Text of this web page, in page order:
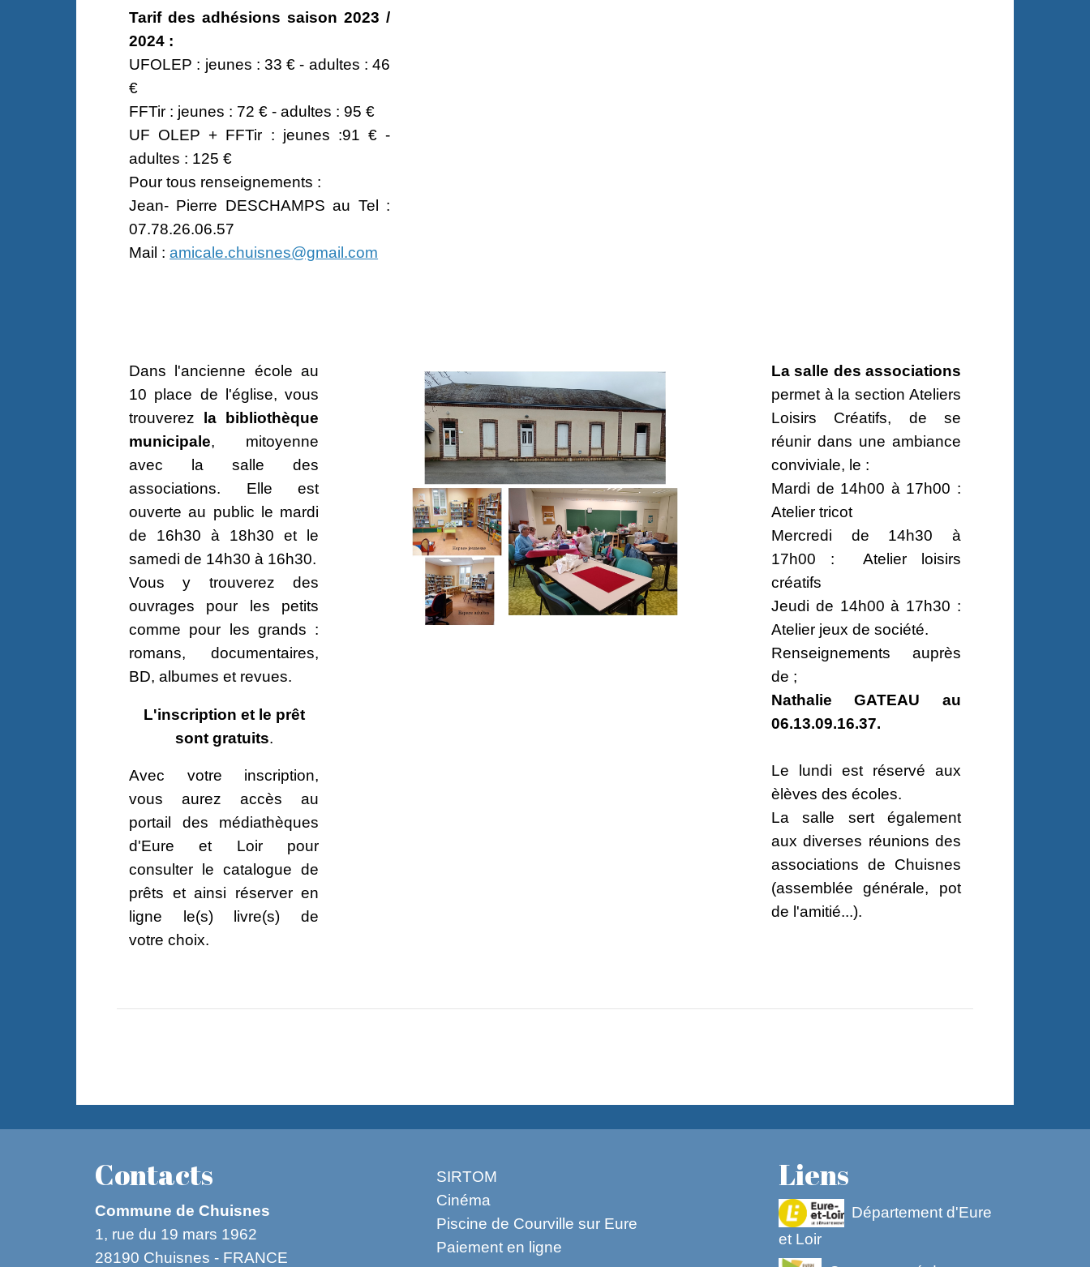
Tarif des adhésions saison 2023 /
2024 :
UFOLEP : jeunes : 33 € - adultes : 46
€
FFTir : jeunes : 72 € - adultes : 95 €
UF OLEP + FFTir : jeunes :91 € -
adultes : 125 €
Pour tous renseignements :
Jean- Pierre DESCHAMPS au Tel :
07.78.26.06.57
Mail :amicale.chuisnes@gmail.com
Dans l'ancienne école au
10 place de l'église, vous
trouverez la bibliothèque
municipale, mitoyenne
avec la salle des
associations. Elle est
ouverte au public le mardi
de 16h30 à 18h30 et le
samedi de 14h30 à 16h30.
Vous y trouverez des
ouvrages pour les petits
comme pour les grands :
romans, documentaires,
BD, albumes et revues.
L'inscription et le prêt
sont gratuits.
Avec votre inscription,
vous aurez accès au
portail des médiathèques
d'Eure et Loir pour
consulter le catalogue de
prêts et ainsi réserver en
ligne le(s) livre(s) de
votre choix.
La salle des associations
permet à la section Ateliers
Loisirs Créatifs, de se
réunir dans une ambiance
conviviale, le :
Mardi de 14h00 à 17h00 :
Atelier tricot
Mercredi de 14h30 à
17h00 : Atelier loisirs
créatifs
Jeudi de 14h00 à 17h30 :
Atelier jeux de société.
Renseignements auprès
de ;
Nathalie GATEAU au
06.13.09.16.37.
Le lundi est réservé aux
èlèves des écoles.
La salle sert également
aux diverses réunions des
associations de Chuisnes
(assemblée générale, pot
de l'amitié...).
Contacts
Commune de Chuisnes
1, rue du 19 mars 1962
28190 Chuisnes - FRANCE
SIRTOM
Cinéma
Piscine de Courville sur Eure
Paiement en ligne
Liens
Département d'Eure
et Loir